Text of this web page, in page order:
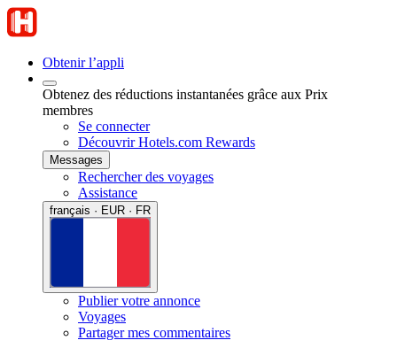
Obtenir l’appli
Obtenez des réductions instantanées grâce aux Prix
membres
Se connecter
Découvrir Hotels.com Rewards
Messages
Rechercher des voyages
Assistance
français · EUR · FR
Publier votre annonce
Voyages
Partager mes commentaires